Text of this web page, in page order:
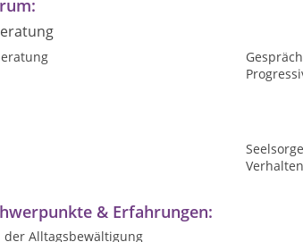
Seelsorge
& Erfahrungen:
Alltagsbewältigung